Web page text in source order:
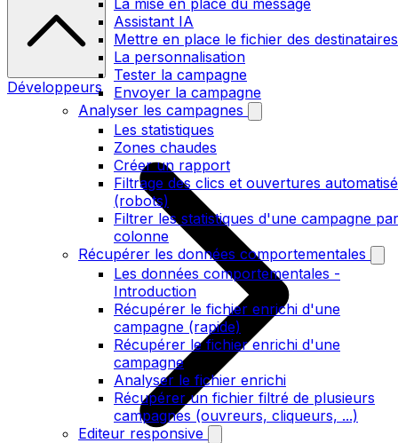
La mise en place du message
Assistant IA
Mettre en place le fichier des destinataires
La personnalisation
Tester la campagne
Envoyer la campagne
Analyser les campagnes
Les statistiques
Zones chaudes
Créer un rapport
Filtrage des clics et ouvertures
(robots)
Filtrer les statistiques d'une campagne par
colonne
Récupérer les données comportementales
Les données comportementales -
Introduction
Récupérer le fichier enrichi d'une
campagne (rapide)
Récupérer le fichier enrichi d'une
campagne
Analyser le fichier enrichi
Récupérer un fichier filtré de plusieurs
campagnes (ouvreurs, cliqueurs, ...)
Editeur responsive
Développeurs